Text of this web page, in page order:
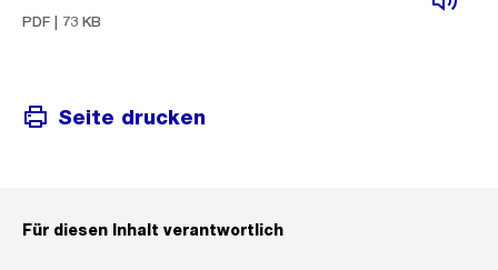
PDF | 73 KB
Seite drucken
Für diesen Inhalt verantwortlich